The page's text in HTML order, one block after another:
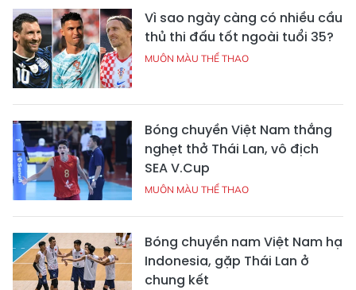
Vì sao ngày càng có nhiều cầu
thủ thi đấu tốt ngoài tuổi 35?
MUÔN MÀU THỂ THAO
Bóng chuyền Việt Nam thắng
nghẹt thở Thái Lan, vô địch
SEA V.Cup
MUÔN MÀU THỂ THAO
Bóng chuyền nam Việt Nam hạ
Indonesia, gặp Thái Lan ở
chung kết